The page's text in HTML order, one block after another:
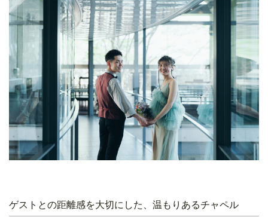
ゲストとの距離感を大切にした、温もりあるチャペル